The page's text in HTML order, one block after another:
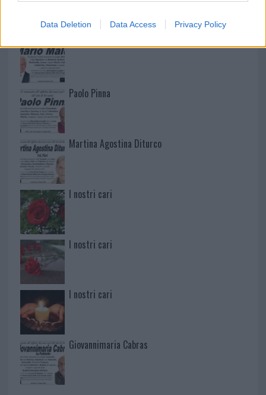
Data Deletion Data Access Privacy Policy
Mario Malu
Paolo Pinna
Martina Agostina Diturco
I nostri cari
I nostri cari
I nostri cari
Giovannimaria Cabras